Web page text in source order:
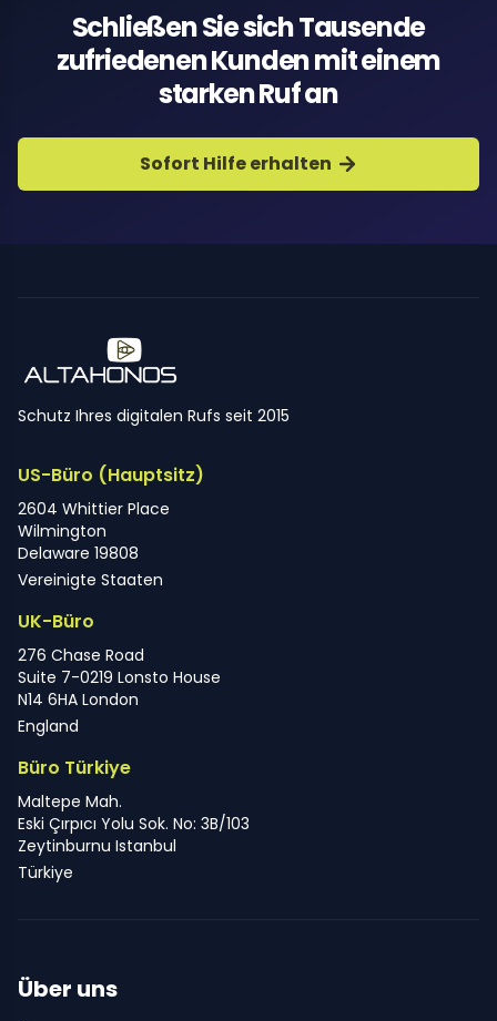
Schließen Sie sich Tausende
zufriedenen Kunden mit einem
starken Ruf an
Sofort Hilfe erhalten
Schutz Ihres digitalen Rufs seit 2015
US-Büro (Hauptsitz)
2604 Whittier Place
Wilmington
Delaware 19808
Vereinigte Staaten
UK-Büro
276 Chase Road
Suite 7-0219 Lonsto House
N14 6HA London
England
Büro Türkiye
Maltepe Mah.
Eski Çırpıcı Yolu Sok. No: 3B/103
Zeytinburnu Istanbul
Türkiye
Über uns